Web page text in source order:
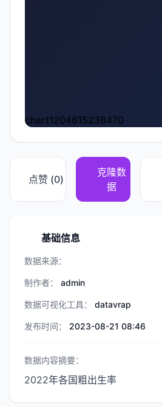
chart1204615238470
点赞 (0)
克隆数
据
基础信息
数据来源：
制作者： admin
数据可视化工具： datavrap
发布时间： 2023-08-21 08:46
数据内容摘要：
2022年各国粗出生率